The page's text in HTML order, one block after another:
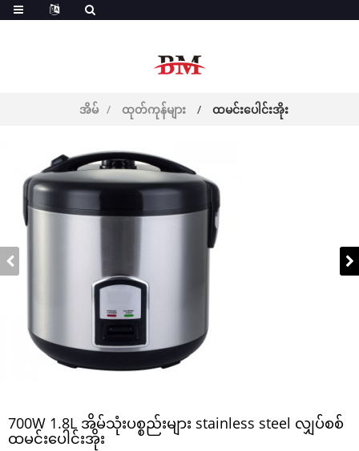
အတတ်ပညာ
အိမ် ထုတ်ကုန်များ ထမင်းပေါင်းအိုး
700W 1.8L အိမ်သုံးပစ္စည်းများ stainless steel လျှပ်စစ်
ထမင်းပေါင်းအိုး